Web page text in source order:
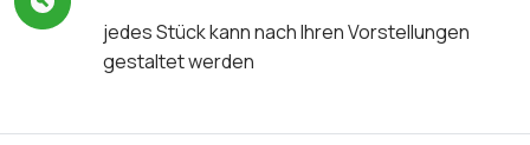
jedes Stück kann nach Ihren Vorstellungen
gestaltet werden